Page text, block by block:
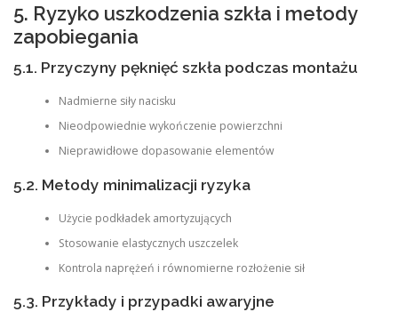
5. Ryzyko uszkodzenia szkła i metody
zapobiegania
5.1. Przyczyny pęknięć szkła podczas montażu
Nadmierne siły nacisku
Nieodpowiednie wykończenie powierzchni
Nieprawidłowe dopasowanie elementów
5.2. Metody minimalizacji ryzyka
Użycie podkładek amortyzujących
Stosowanie elastycznych uszczelek
Kontrola naprężeń i równomierne rozłożenie sił
5.3. Przykłady i przypadki awaryjne